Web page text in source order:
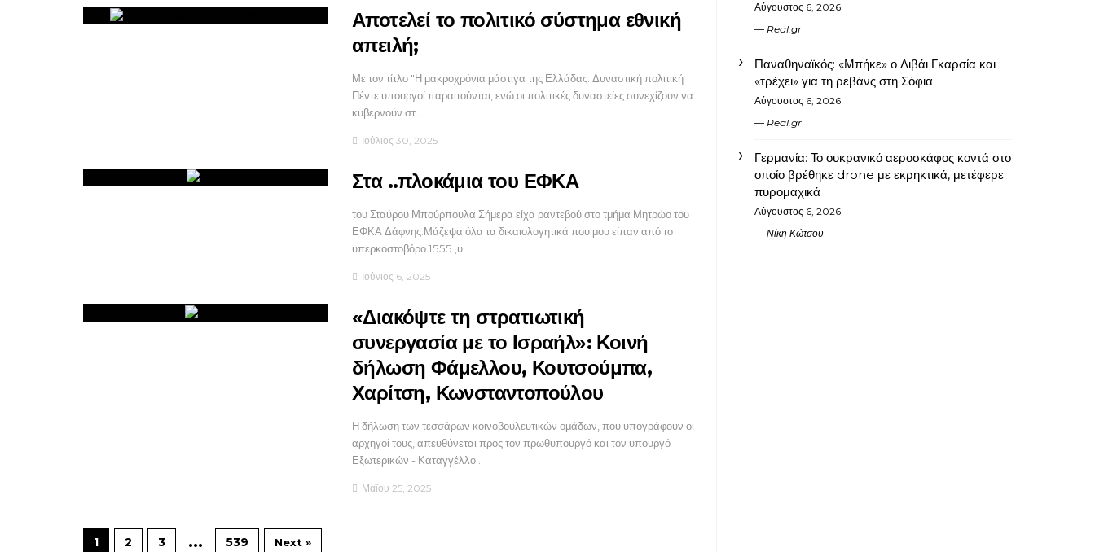
Αποτελεί το πολιτικό σύστημα εθνική
απειλή;
Με τον τίτλο "Η μακροχρόνια μάστιγα της Ελλάδας: Δυναστική πολιτική
Πέντε υπουργοί παραιτούνται, ενώ οι πολιτικές δυναστείες συνεχίζουν να
κυβερνούν στ…
Ιούλιος 30, 2025
Στα ..πλοκάμια του ΕΦΚΑ
του Σταύρου Μπούρπουλα Σήμερα είχα ραντεβού στο τμήμα Μητρώο του
ΕΦΚΑ Δάφνης.Μάζεψα όλα τα δικαιολογητικά που μου είπαν από το
υπερκοστοβόρο 1555 ,υ…
Ιούνιος 6, 2025
«Διακόψτε τη στρατιωτική
συνεργασία με το Ισραήλ»: Κοινή
δήλωση Φάμελλου, Κουτσούμπα,
Χαρίτση, Κωνσταντοπούλου
Η δήλωση των τεσσάρων κοινοβουλευτικών ομάδων, που υπογράφουν οι
αρχηγοί τους, απευθύνεται προς τον πρωθυπουργό και τον υπουργό
Εξωτερικών - Καταγγέλλο…
Μαΐου 25, 2025
1 2 3 … 539 Next »
Αύγουστος 6, 2026
Real.gr
Παναθηναϊκός: «Μπήκε» ο Λιβάι Γκαρσία και
«τρέχει» για τη ρεβάνς στη Σόφια
Αύγουστος 6, 2026
Real.gr
Γερμανία: Το ουκρανικό αεροσκάφος κοντά στο
οποίο βρέθηκε drone με εκρηκτικά, μετέφερε
πυρομαχικά
Αύγουστος 6, 2026
Νίκη Κώτσου